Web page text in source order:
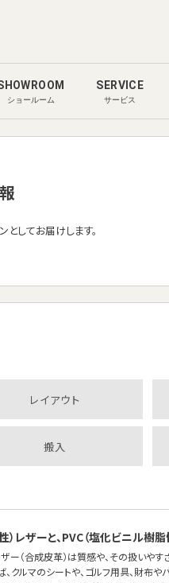
ショールーム
SERVICE
サービス
としてお届けします。
レイアウト
搬入
）レザーと、PVC（塩化ビニル樹
ザー（合成皮革）は質感や、その扱いや
、クルマのシートや、ゴルフ用具、財布